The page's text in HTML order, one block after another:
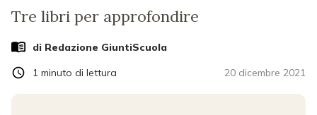
Tre libri per approfondire
di Redazione GiuntiScuola
20 dicembre 2021
1 minuto di lettura